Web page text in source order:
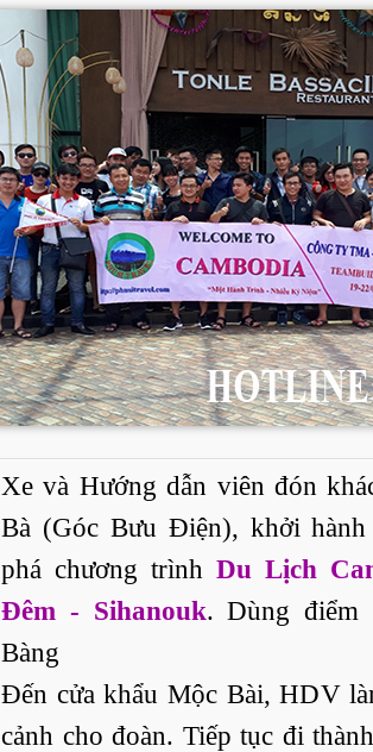
Xe và Hướng dẫn viên đón
Bà (Góc Bưu Điện), khởi hành
phá chương trình Du Lịch
Đêm - Sihanouk. Dùng điểm
Bàng
Đến cửa khẩu Mộc Bài, HDV
cảnh cho đoàn. Tiếp tục đi